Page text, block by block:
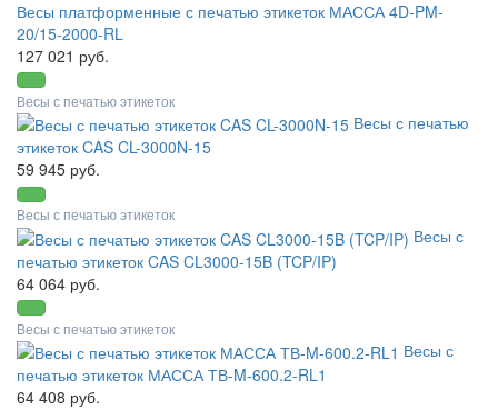
Весы платформенные с печатью этикеток МАССА 4D-PM-
20/15-2000-RL
127 021 руб.
Весы с печатью этикеток
Весы с печатью
этикеток CAS CL-3000N-15
59 945 руб.
Весы с печатью этикеток
Весы с
печатью этикеток CAS CL3000-15B (TCP/IP)
64 064 руб.
Весы с печатью этикеток
Весы с
печатью этикеток МАССА ТВ-M-600.2-RL1
64 408 руб.